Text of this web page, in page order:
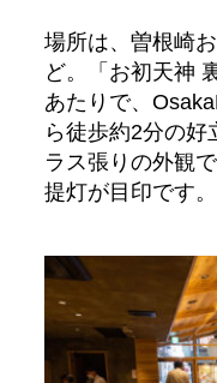
場所は、曽根崎
ど。「お初天神
あたりで、
ら徒歩約2分の
ラス張りの外観
提灯が目印です。